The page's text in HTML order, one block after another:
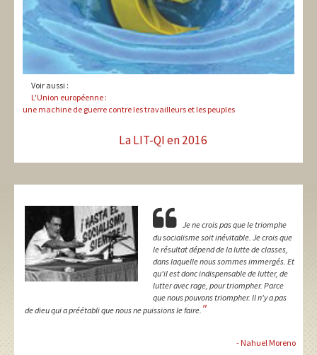
Voir aussi :
L'Union européenne :
une machine de guerre contre les travailleurs et les peuples
La LIT-QI en 2016
Je ne crois pas que le triomphe
du socialisme soit inévitable. Je crois que
le résultat dépend de la lutte de classes,
dans laquelle nous sommes immergés. Et
qu'il est donc indispensable de lutter, de
lutter avec rage, pour triompher. Parce
que nous pouvons triompher. Il n'y a pas
de dieu qui a préétabli que nous ne puissions le faire. "
- Nahuel Moreno